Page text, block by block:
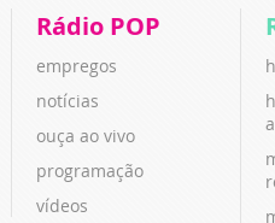
Rádio POP
empregos
notícias
ouça ao vivo
programação
vídeos